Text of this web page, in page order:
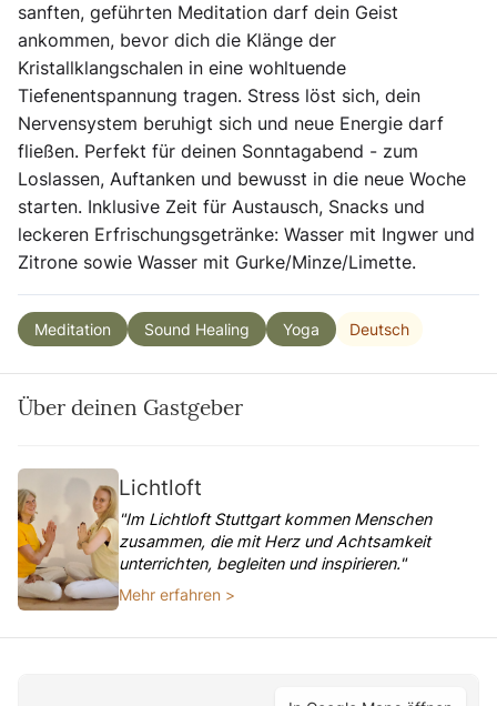
sanften, geführten Meditation darf dein Geist
ankommen, bevor dich die Klänge der
Kristallklangschalen in eine wohltuende
Tiefenentspannung tragen. Stress löst sich, dein
Nervensystem beruhigt sich und neue Energie darf
fließen. Perfekt für deinen Sonntagabend - zum
Loslassen, Auftanken und bewusst in die neue Woche
starten. Inklusive Zeit für Austausch, Snacks und
leckeren Erfrischungsgetränke: Wasser mit Ingwer und
Zitrone sowie Wasser mit Gurke/Minze/Limette.
Meditation Sound Healing Yoga Deutsch
Über deinen Gastgeber
Lichtloft
"Im Lichtloft Stuttgart kommen Menschen
zusammen, die mit Herz und Achtsamkeit
unterrichten, begleiten und inspirieren."
Mehr erfahren >